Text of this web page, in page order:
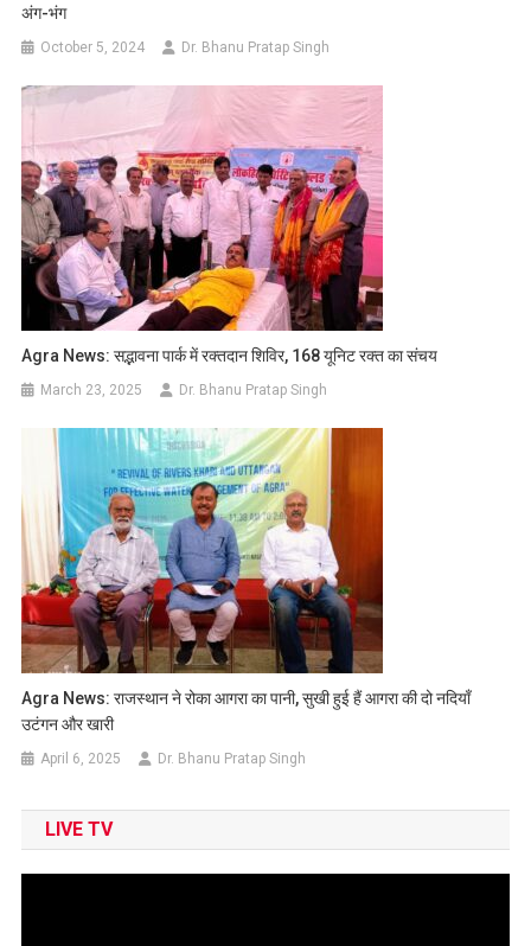
अंग-भंग
October 5, 2024 Dr. Bhanu Pratap Singh
Agra News: सद्भावना पार्क में रक्तदान शिविर, 168 यूनिट रक्त का संचय
March 23, 2025 Dr. Bhanu Pratap Singh
Agra News: राजस्थान ने रोका आगरा का पानी, सुखी हुई हैं आगरा की दो नदियाँ
उटंगन और खारी
April 6, 2025 Dr. Bhanu Pratap Singh
LIVE TV